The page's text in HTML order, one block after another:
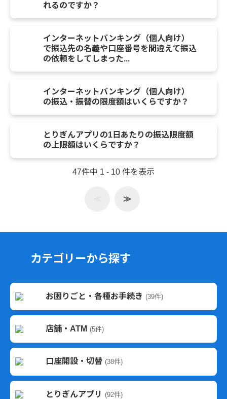
れるのですか？
インターネットバンキング（個人向け）
で振込先の名義や口座番号を間違えて振込
の依頼をしてしまった...
インターネットバンキング（個人向け）
の振込・振替の限度額はいくらですか？
とりぎんアプリの1日あたりの振込限度額
の上限額はいくらですか？
47件中 1 - 10 件を表示
≫
カテゴリーから探す
お困りごと・各種お手続き (39件)
店舗・ATM (5件)
口座開設・切替 (38件)
とりぎんアプリ (92件)